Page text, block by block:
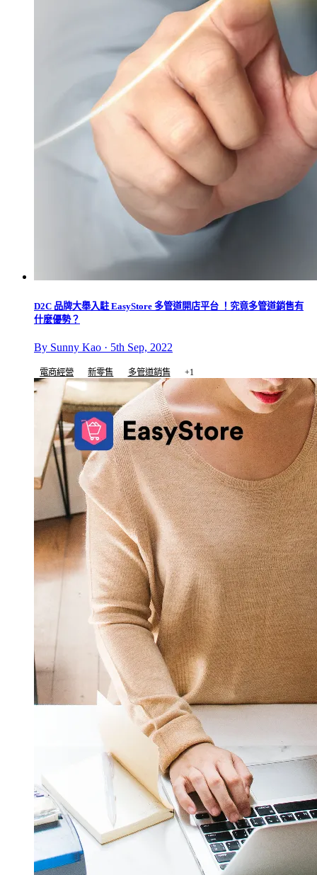
D2C 品牌大舉入駐 EasyStore 多管道開店平台 ！究竟多管道銷售有
什麼優勢？
By Sunny Kao · 5th Sep, 2022
電商經營 新零售 多管道銷售 +1